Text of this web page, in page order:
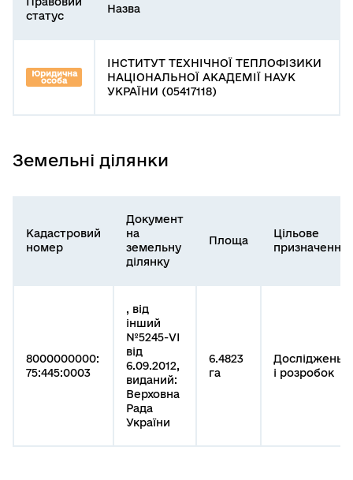
статус
Назва
Юридична
особа
ІНСТИТУТ ТЕХНІЧНОЇ ТЕПЛОФІЗИКИ
НАЦІОНАЛЬНОЇ АКАДЕМІЇ НАУК
УКРАЇНИ (05417118)
Земельні ділянки
Кадастровий
номер
Документ
на
земельну
ділянку
Площа
Цільове
призначення
8000000000:
75:445:0003
, від
інший
№5245-VI
від
6.09.2012,
виданий:
Верховна
Рада
України
6.4823
га
Досліджень
і розробок